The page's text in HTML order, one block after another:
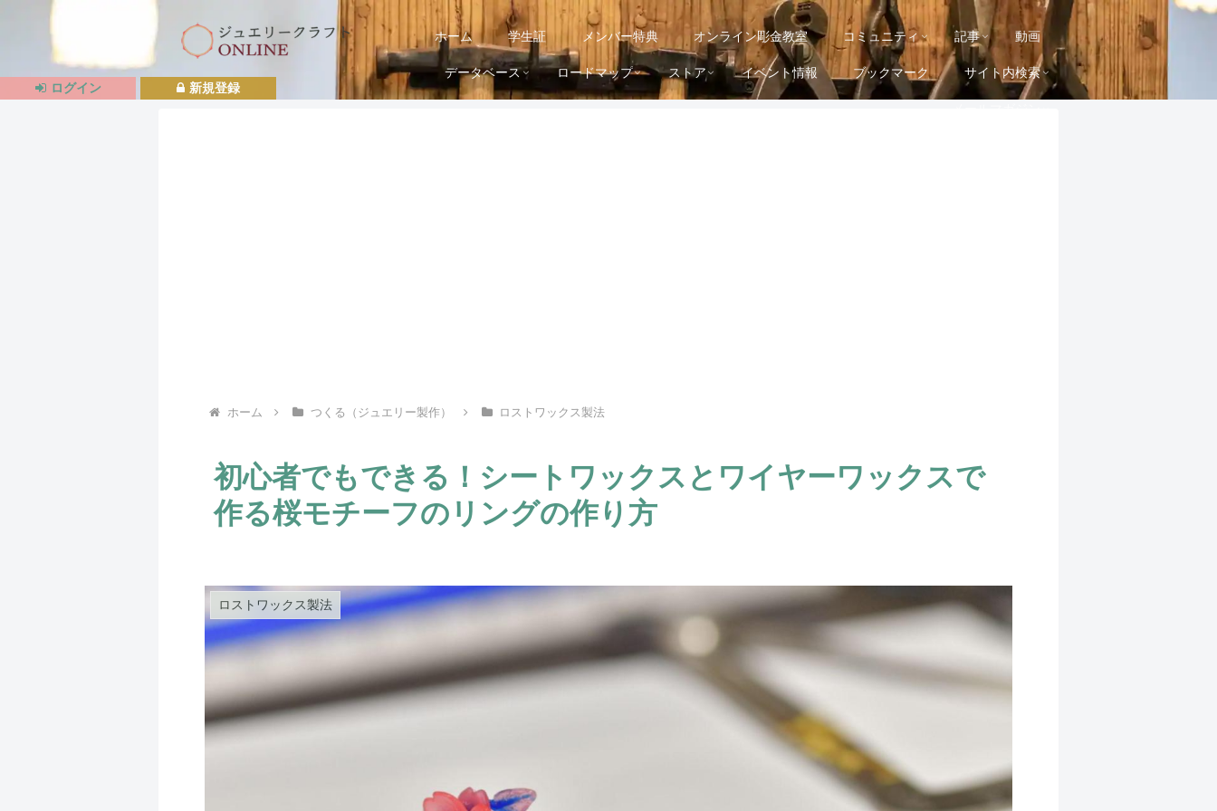
ホーム 学生証 メンバー特典 オンライン彫金教室 コミュニティ 記事 動画
データベース ロードマップ ストア イベント情報 ブックマーク サイト内検索
ホーム つくる（ジュエリー製作） ロストワックス製法
初心者でもできる！シートワックスとワイヤーワックスで
作る桜モチーフのリングの作り方
ロストワックス製法
新規登録
ログイン